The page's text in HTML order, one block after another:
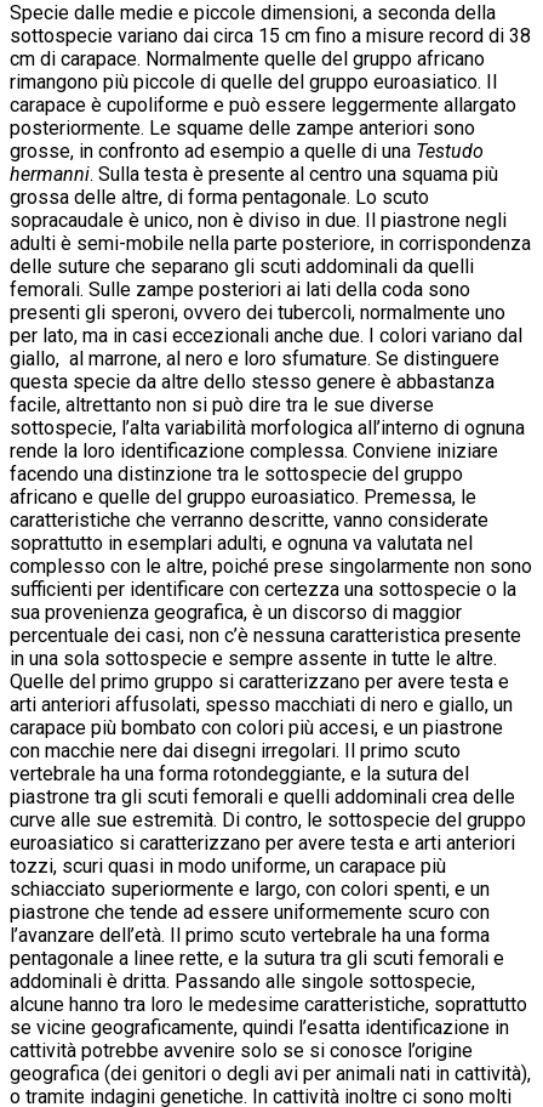
Specie dalle medie e piccole dimensioni, a seconda della
sottospecie variano dai circa 15 cm fino a misure record di 38
cm di carapace. Normalmente quelle del gruppo africano
rimangono più piccole di quelle del gruppo euroasiatico. Il
carapace è cupoliforme e può essere leggermente allargato
posteriormente. Le squame delle zampe anteriori sono
grosse, in confronto ad esempio a quelle di una Testudo
hermanni. Sulla testa è presente al centro una squama più
grossa delle altre, di forma pentagonale. Lo scuto
sopracaudale è unico, non è diviso in due. Il piastrone negli
adulti è semi-mobile nella parte posteriore, in corrispondenza
delle suture che separano gli scuti addominali da quelli
femorali. Sulle zampe posteriori ai lati della coda sono
presenti gli speroni, ovvero dei tubercoli, normalmente uno
per lato, ma in casi eccezionali anche due. I colori variano dal
giallo, al marrone, al nero e loro sfumature. Se distinguere
questa specie da altre dello stesso genere è abbastanza
facile, altrettanto non si può dire tra le sue diverse
sottospecie, l’alta variabilità morfologica all’interno di ognuna
rende la loro identificazione complessa. Conviene iniziare
facendo una distinzione tra le sottospecie del gruppo
africano e quelle del gruppo euroasiatico. Premessa, le
caratteristiche che verranno descritte, vanno considerate
soprattutto in esemplari adulti, e ognuna va valutata nel
complesso con le altre, poiché prese singolarmente non sono
sufficienti per identificare con certezza una sottospecie o la
sua provenienza geografica, è un discorso di maggior
percentuale dei casi, non c’è nessuna caratteristica presente
in una sola sottospecie e sempre assente in tutte le altre.
Quelle del primo gruppo si caratterizzano per avere testa e
arti anteriori affusolati, spesso macchiati di nero e giallo, un
carapace più bombato con colori più accesi, e un piastrone
con macchie nere dai disegni irregolari. Il primo scuto
vertebrale ha una forma rotondeggiante, e la sutura del
piastrone tra gli scuti femorali e quelli addominali crea delle
curve alle sue estremità. Di contro, le sottospecie del gruppo
euroasiatico si caratterizzano per avere testa e arti anteriori
tozzi, scuri quasi in modo uniforme, un carapace più
schiacciato superiormente e largo, con colori spenti, e un
piastrone che tende ad essere uniformemente scuro con
l’avanzare dell’età. Il primo scuto vertebrale ha una forma
pentagonale a linee rette, e la sutura tra gli scuti femorali e
addominali è dritta. Passando alle singole sottospecie,
alcune hanno tra loro le medesime caratteristiche, soprattutto
se vicine geograficamente, quindi l’esatta identificazione in
cattività potrebbe avvenire solo se si conosce l’origine
geografica (dei genitori o degli avi per animali nati in cattività),
o tramite indagini genetiche. In cattività inoltre ci sono molti